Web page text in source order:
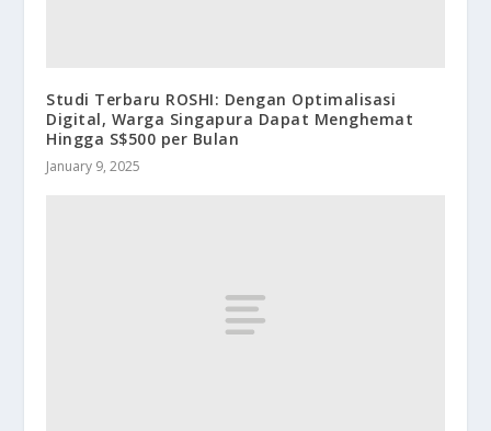
Studi Terbaru ROSHI: Dengan Optimalisasi
Digital, Warga Singapura Dapat Menghemat
Hingga S$500 per Bulan
January 9, 2025